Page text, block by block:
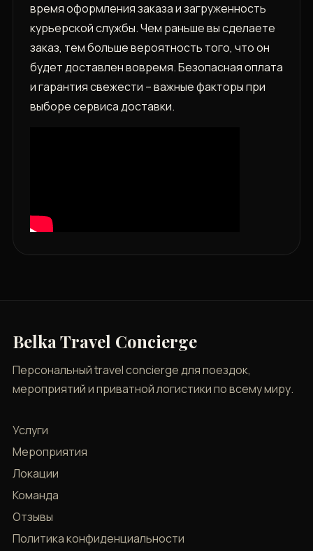
время оформления заказа и загруженность
курьерской службы. Чем раньше вы сделаете
заказ, тем больше вероятность того, что он
будет доставлен вовремя. Безопасная оплата
и гарантия свежести – важные факторы при
выборе сервиса доставки.
Belka Travel Concierge
Персональный travel concierge для поездок,
мероприятий и приватной логистики по всему миру.
Услуги
Мероприятия
Локации
Команда
Отзывы
Политика конфиденциальности